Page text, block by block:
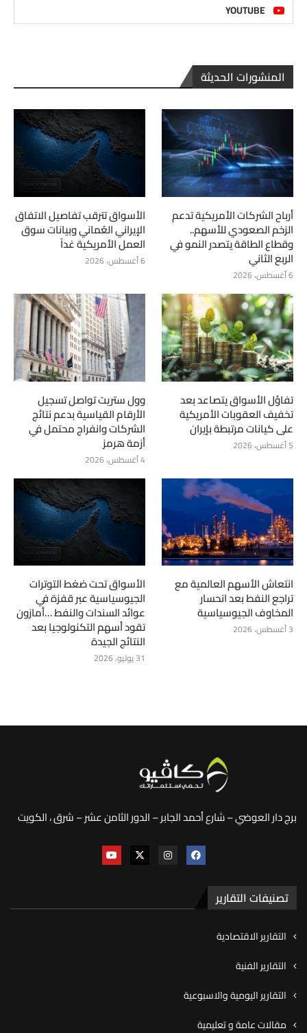
YOUTUBE
المنشورات الحديثة
أرباح الشركات الأمريكية تدعم
الزخم الصعودي للأسهم..
وقطاع الطاقة يتصدر النمو في
الربع الثاني
6 أغسطس، 2026
الأسواق تترقب تفاصيل الاتفاق
الإيراني العُماني وبيانات سوق
العمل الأمريكية غداً
6 أغسطس، 2026
تفاؤل الأسواق يتصاعد بعد
تخفيف العقوبات الأمريكية
على كيانات مرتبطة بإيران
5 أغسطس، 2026
وول ستريت تواصل تسجيل
الأرقام القياسية بدعم نتائج
الشركات وانفراج محتمل في
أزمة هرمز
4 أغسطس، 2026
انتعاش الأسهم العالمية مع
تراجع النفط بعد انحسار
المخاوف الجيوسياسية
3 أغسطس، 2026
الأسواق تحت ضغط التوترات
الجيوسياسية عبر قفزة في
عوائد السندات والنفط …أمازون
تقود أسهم التكنولوجيا بعد
النتائج الجيدة
31 يوليو، 2026
برج دار العوضي – شارع أحمد الجابر – الدور الثامن عشر – شرق ، الكويت
تصنيفات التقارير
التقارير الاقتصادية
التقارير الفنية
التقارير اليومية والاسبوعية
مقالات عامة و تعليمية